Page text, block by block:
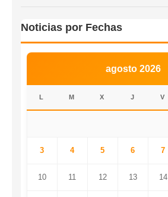
Noticias por Fechas
agosto 2026
L M X J V
3 4 5 6 7
10 11 12 13 14